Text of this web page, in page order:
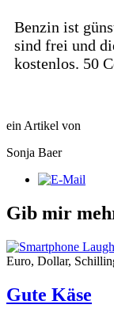
Benzin ist
sind frei und
kostenlos. 50
ein Artikel von
Sonja Baer
Gib mir
Euro, Dollar,
Gute Käse